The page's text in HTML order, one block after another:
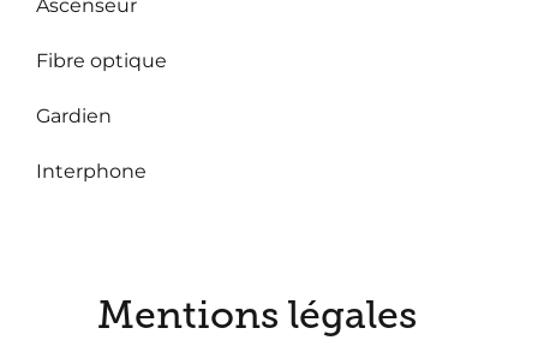
Ascenseur
Fibre optique
Gardien
Interphone
Mentions légales